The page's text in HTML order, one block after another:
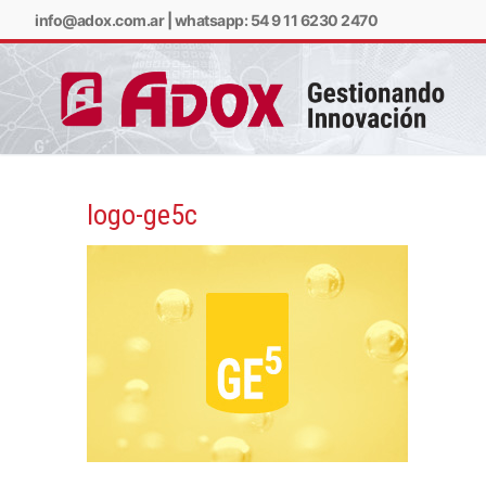
info@adox.com.ar| whatsapp: 54 9 11 6230 2470
logo-ge5c